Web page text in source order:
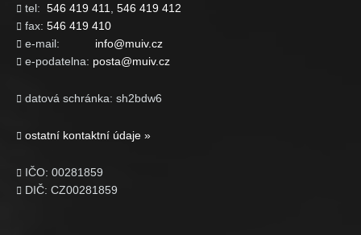
 tel: 546 419 411 546 419 412
 fax: 546 419 410
 e-mail: info@muiv.cz
 e-podatelna: posta@muiv.cz
 datová schránka: sh2bdw6
 ostatní kontaktní údaje »
 IČO: 00281859
 DIČ: CZ00281859